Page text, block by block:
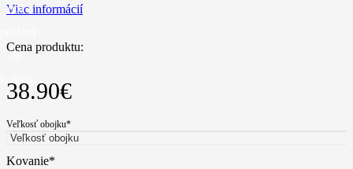
bol
do
Viac informácií
Cena produktu:
38.90€
Veľkosť obojku*
Kovanie*